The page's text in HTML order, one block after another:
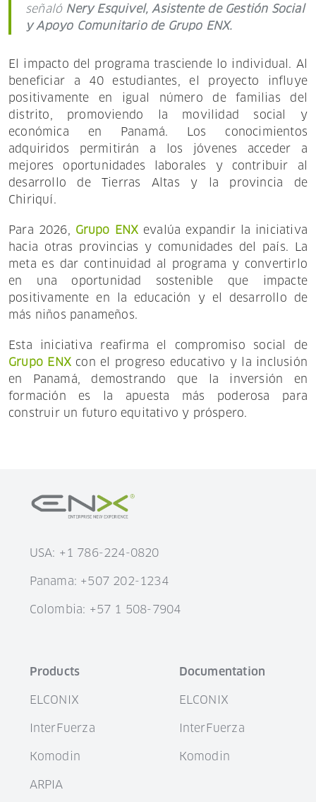
señaló Nery Esquivel, Asistente de Gestión Social
y Apoyo Comunitario de Grupo ENX.
El impacto del programa trasciende lo individual. Al
beneficiar a 40 estudiantes, el proyecto influye
positivamente en igual número de familias del
distrito, promoviendo la movilidad social y
económica en Panamá. Los conocimientos
adquiridos permitirán a los jóvenes acceder a
mejores oportunidades laborales y contribuir al
desarrollo de Tierras Altas y la provincia de
Chiriquí.
Para 2026, Grupo ENX evalúa expandir la iniciativa
hacia otras provincias y comunidades del país. La
meta es dar continuidad al programa y convertirlo
en una oportunidad sostenible que impacte
positivamente en la educación y el desarrollo de
más niños panameños.
Esta iniciativa reafirma el compromiso social de
Grupo ENXcon el progreso educativo y la inclusión
en Panamá, demostrando que la inversión en
formación es la apuesta más poderosa para
construir un futuro equitativo y próspero.
USA: +1 786-224-0820
Panama: +507 202-1234
Colombia: +57 1 508-7904
Products
ELCONIX
InterFuerza
Komodin
ARPIA
Documentation
ELCONIX
InterFuerza
Komodin